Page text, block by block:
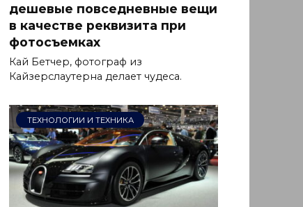
дешевые повседневные вещи
в качестве реквизита при
фотосъемках
Кай Бетчер, фотограф из
Кайзерслаутерна делает чудеса.
ТЕХНОЛОГИИ И ТЕХНИКА